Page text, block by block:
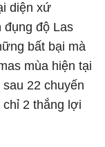
diện xứ
đụng độ Las
bất bại mà
mùa hiện tại
22 chuyến
2 thắng lợi